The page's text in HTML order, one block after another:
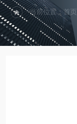
当前位置：首页